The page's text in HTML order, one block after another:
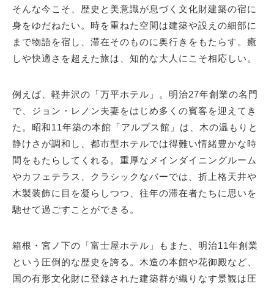
そんな今こそ、歴史と美意識が息づく文化財建築の宿に
身をゆだねたい。時を重ねた空間は建築や設えの細部に
まで物語を宿し、滞在そのものに奥行きをもたらす。癒
しや快適さを超えた旅は、知的な大人にこそ相応しい。
例えば、軽井沢の「万平ホテル」。明治27年創業の名門
で、ジョン・レノン夫妻をはじめ多くの賓客を迎えてき
た。昭和11年築の本館「アルプス館」は、木の温もりと
静けさが調和し、都市型ホテルでは得難い情緒豊かな時
間をもたらしてくれる。重厚なメインダイニングルーム
やカフェテラス、クラシックなバーでは、折上格天井や
木製装飾に目を凝らしつつ、往年の滞在者たちに思いを
馳せて過ごすことができる。
箱根・宮ノ下の「富士屋ホテル」もまた、明治11年創業
という圧倒的な歴史を誇る。木造の本館や花御殿など、
国の有形文化財に登録された建築群が織りなす景観は圧